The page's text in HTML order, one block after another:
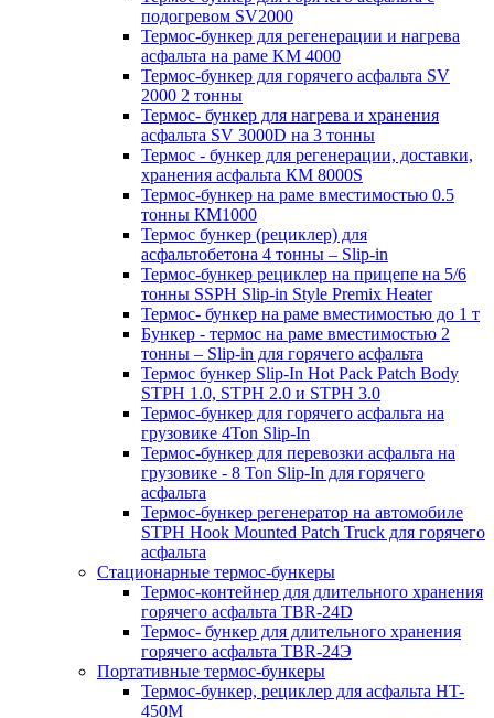
подогревом SV2000
Термос-бункер для регенерации и нагрева
асфальта на раме KM 4000
Термос-бункер для горячего асфальта SV
2000 2 тонны
Термос- бункер для нагрева и хранения
асфальта SV 3000D на 3 тонны
Термос - бункер для регенерации, доставки,
хранения асфальта КМ 8000S
Термос-бункер на раме вместимостью 0.5
тонны КМ1000
Термос бункер (рециклер) для
асфальтобетона 4 тонны – Slip-in
Термос-бункер рециклер на прицепе на 5/6
тонны SSPH Slip-in Style Premix Heater
Термос- бункер на раме вместимостью до 1 т
Бункер - термос на раме вместимостью 2
тонны – Slip-in для горячего асфальта
Термос бункер Slip-In Hot Pack Patch Body
STPH 1.0, STPH 2.0 и STPH 3.0
Термос-бункер для горячего асфальта на
грузовике 4Ton Slip-In
Термос-бункер для перевозки асфальта на
грузовике - 8 Ton Slip-In для горячего
асфальта
Термос-бункер регенератор на автомобиле
STPH Hook Mounted Patch Truck для горячего
асфальта
Стационарные термос-бункеры
Термос-контейнер для длительного хранения
горячего асфальта TBR-24D
Термос- бункер для длительного хранения
горячего асфальта TBR-24Э
Портативные термос-бункеры
Термос-бункер, рециклер для асфальта HT-
450M